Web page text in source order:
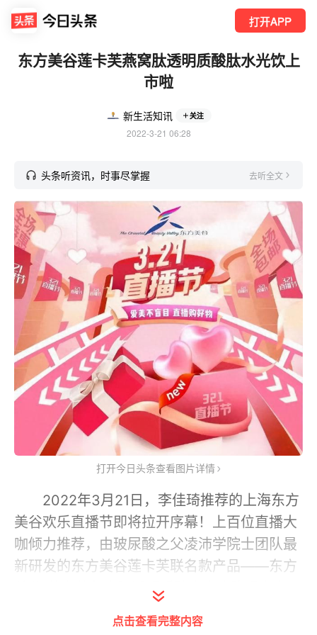
打开APP
东方美谷莲卡芙燕窝肽透明质酸肽水光饮上
市啦
新生活知讯 关注
2022-3-21 06:28
头条听资讯，时事尽掌握 去听全文
打开今日头条查看图片详情
2022年3月21日，李佳琦推荐的上海东方
美谷欢乐直播节即将拉开序幕！上百位直播大
咖倾力推荐，由玻尿酸之父凌沛学院士团队最
新研发的东方美谷莲卡芙联名款产品——东方
美谷·莲卡芙燕窝肽透明质酸水光饮隆重上市！
点击查看完整内容